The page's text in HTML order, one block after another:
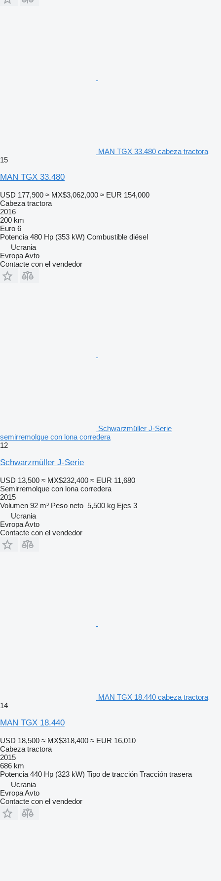
MAN TGX 33.480 cabeza tractora
15
MAN TGX 33.480
USD 177,900 ≈ MX$3,062,000 ≈ EUR 154,000
Cabeza tractora
2016
200 km
Euro 6
Potencia 480 Hp (353 kW) Combustible diésel
Ucrania
Evropa Avto
Contacte con el vendedor
Schwarzmüller J-Serie
semirremolque con lona corredera
12
Schwarzmüller J-Serie
USD 13,500 ≈ MX$232,400 ≈ EUR 11,680
Semirremolque con lona corredera
2015
Volumen 92 m³ Peso neto 5,500 kg Ejes 3
Ucrania
Evropa Avto
Contacte con el vendedor
MAN TGX 18.440 cabeza tractora
14
MAN TGX 18.440
USD 18,500 ≈ MX$318,400 ≈ EUR 16,010
Cabeza tractora
2015
686 km
Potencia 440 Hp (323 kW) Tipo de tracción Tracción trasera
Ucrania
Evropa Avto
Contacte con el vendedor